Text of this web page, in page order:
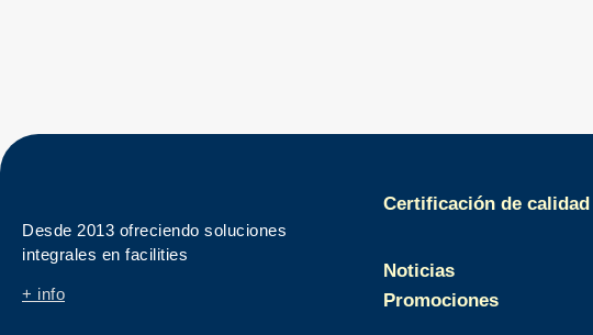
Desde 2013 ofreciendo soluciones
integrales en facilities
+ info
Certificación de calidad
Noticias
Promociones